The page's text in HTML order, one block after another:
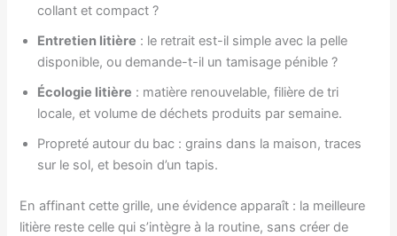
collant et compact ?
Entretien litière : le retrait est-il simple avec la pelle
disponible, ou demande-t-il un tamisage pénible ?
Écologie litière : matière renouvelable, filière de tri
locale, et volume de déchets produits par semaine.
Propreté autour du bac : grains dans la maison, traces
sur le sol, et besoin d’un tapis.
En affinant cette grille, une évidence apparaît : la meilleure
litière reste celle qui s’intègre à la routine, sans créer de